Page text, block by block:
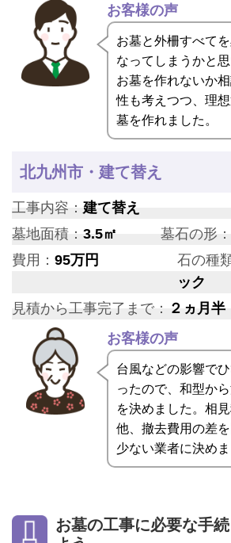
お客様の声
お墓と外柵すべて
なってしまうかと
お墓を作れないか
性も考えつつ、理
墓を作れました。
北九州市・建て替え
工事内容： 建て替え
墓地面積： 3.5㎡ 墓石の形
費用： 95万円 石の種
ック
見積から工事完了まで： ２ヵ月半
お客様の声
台風などの影響で
ったので、和型か
を決めました。相
他、撤去費用の差
少ない業者に決めま
お墓の工事に必要な手